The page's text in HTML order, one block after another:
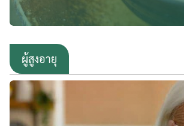
ผู้สูงอายุ